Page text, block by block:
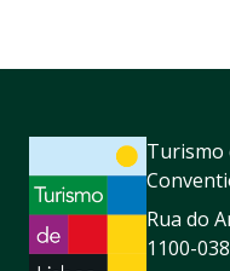
Turismo
Rua do
1100-